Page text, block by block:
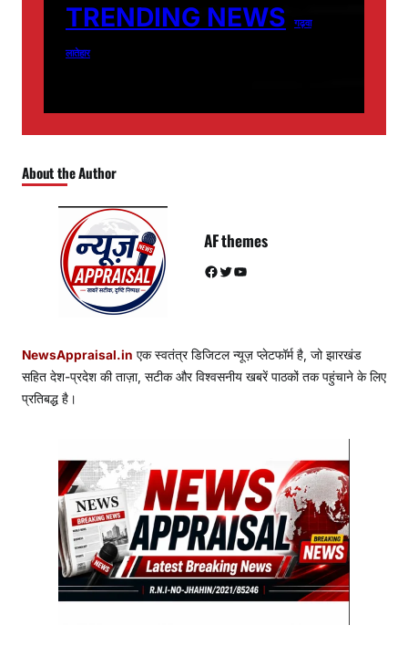
TRENDING NEWS गढ़वा
लातेहार
About the Author
AF themes
Facebook Twitter YouTube
NewsAppraisal.in एक स्वतंत्र डिजिटल न्यूज़ प्लेटफॉर्म है, जो झारखंड
सहित देश-प्रदेश की ताज़ा, सटीक और विश्वसनीय खबरें पाठकों तक पहुंचाने के लिए
प्रतिबद्ध है।